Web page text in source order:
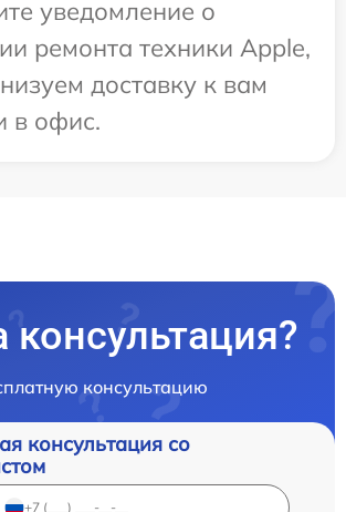
уведомление о
ремонта техники Apple,
доставку к вам
в офис.
консультацию
консультация со